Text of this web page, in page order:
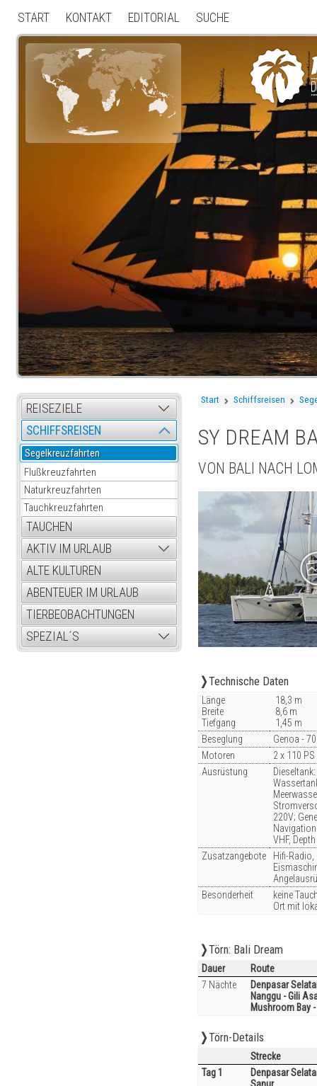
START KONTAKT EDITORIAL SUCHE
REISEZIELE
SCHIFFSREISEN
Segelkreuzfahrten
Flußkreuzfahrten
Naturkreuzfahrten
Tauchkreuzfahrten
TAUCHEN
AKTIV IM URLAUB
ALTE KULTUREN
ABENTEUER IM URLAUB
TIERBEOBACHTUNGEN
SPEZIAL´S
Start Schiffsreisen
SY DREAM
VON BALI NACH
Technische Daten
Länge
Breite
Tiefgang
18,3 m
8,6 m
1,45 m
Beseglung
Genoa -
Motoren
2 x 110 PS
Ausrüstung
220V;
VHF,
Zusatzangebote
Hifi-
Besonderheit
keine
Ort mit
Törn: Bali Dream
Dauer
Route
7 Nächte
Denpasar
Nanggu - Gili
Mushroom Bay
Törn-Details
Strecke
Tag 1
Denpasar